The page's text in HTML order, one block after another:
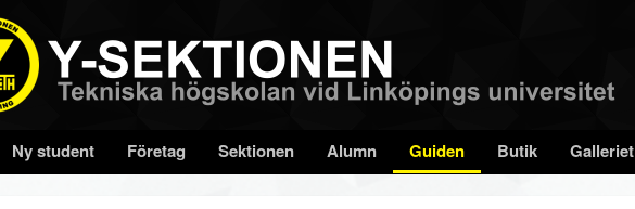
Ny student Företag Sektionen Alumn Guiden Butik Galleriet